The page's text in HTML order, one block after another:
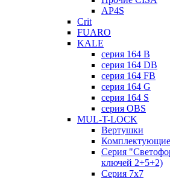
AP4S
Crit
FUARO
KALE
серия 164 B
серия 164 DB
серия 164 FB
серия 164 G
серия 164 S
серия OBS
MUL-T-LOCK
Вертушки
Серия
ключей 2+5+2)
Серия 7х7